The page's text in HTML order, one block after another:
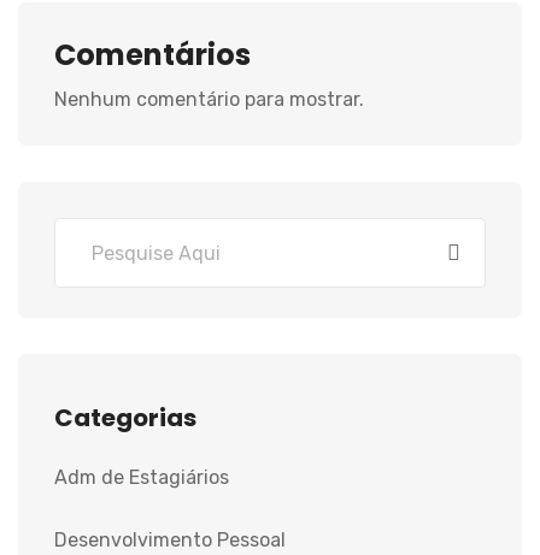
Comentários
Nenhum comentário para mostrar.
Categorias
Adm de Estagiários
Desenvolvimento Pessoal